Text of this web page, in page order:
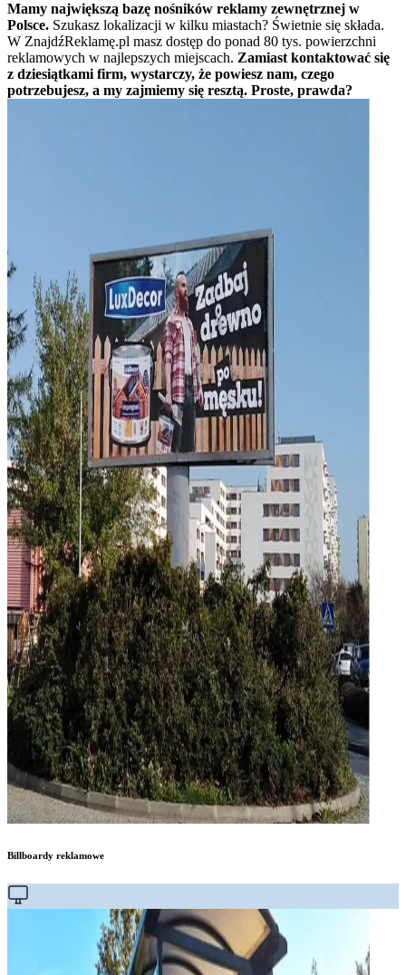
Mamy największą bazę nośników reklamy zewnętrznej w
Polsce. Szukasz lokalizacji w kilku miastach? Świetnie się składa.
W ZnajdźReklamę.pl masz dostęp do ponad 80 tys. powierzchni
reklamowych w najlepszych miejscach. Zamiast kontaktować się
z dziesiątkami firm, wystarczy, że powiesz nam, czego
potrzebujesz, a my zajmiemy się resztą. Proste, prawda?
Billboardy reklamowe